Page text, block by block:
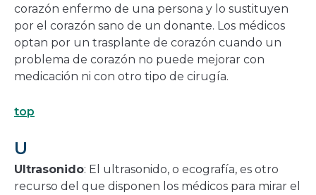
corazón enfermo de una persona y lo sustituyen
por el corazón sano de un donante. Los médicos
optan por un trasplante de corazón cuando un
problema de corazón no puede mejorar con
medicación ni con otro tipo de cirugía.
top
U
Ultrasonido: El ultrasonido, o ecografía, es otro
recurso del que disponen los médicos para mirar el